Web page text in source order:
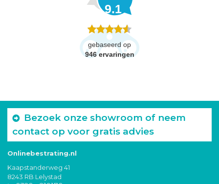
9.1
gebaseerd op
946 ervaringen
Bezoek onze showroom of neem
contact op voor gratis advies
Onlinebestrating.nl
Kaapstanderweg 41
8243 RB Lelystad